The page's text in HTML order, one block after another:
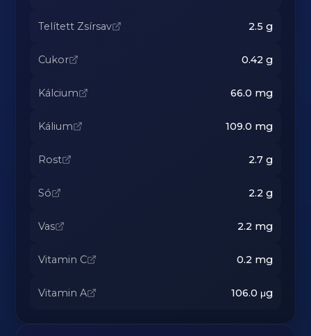
Telített Zsírsav 2.5 g
Cukor 0.42 g
Kálcium 66.0 mg
Kálium 109.0 mg
Rost 2.7g
Só 2.2 g
Vas 2.2 mg
Vitamin C 0.2 mg
Vitamin A 106.0 μg